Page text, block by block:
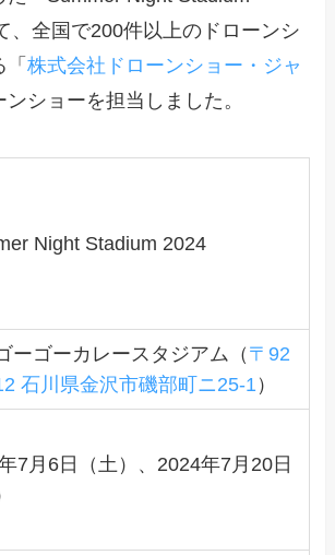
、全国で200件以上のドローンシ
「株式会社ドローンショー・ジャ
ンショーを担当しました。
Night Stadium 2024
ーゴーカレースタジアム（ 〒92
石川県金沢市磯部町ニ25-1）
7月6日（土）、2024年7月20日